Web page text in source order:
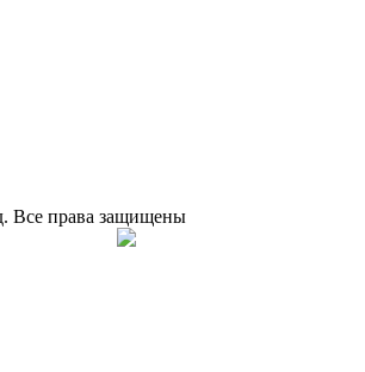
Все права защищены